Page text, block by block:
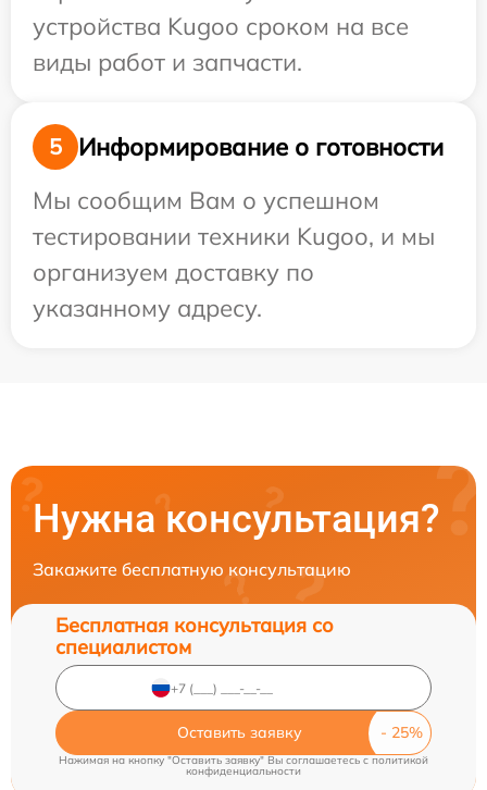
устройства Kugoo сроком на все
виды работ и запчасти.
5
Информирование о готовности
Мы сообщим Вам о успешном
тестировании техники Kugoo, и мы
организуем доставку по
указанному адресу.
Нужна консультация?
Закажите бесплатную консультацию
Бесплатная консультация со
специалистом
Оставить заявку
Нажимая на кнопку "Оставить заявку" Вы соглашаетесь c политикой
конфиденциальности